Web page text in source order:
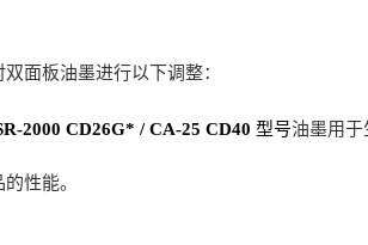
双面板油墨进行以下调整：
2000 CD26G* / CA-25 CD40 型号油墨用于
性能。